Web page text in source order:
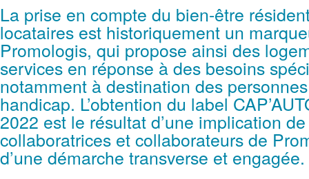
La prise en compte du bien-être
locataires est historiquement un
Promologis, qui propose ainsi des
services en réponse à des besoins
notamment à destination des
handicap. L’obtention du label
2022 est le résultat d’une implication
collaboratrices et collaborateurs de
d’une démarche transverse et engagée.